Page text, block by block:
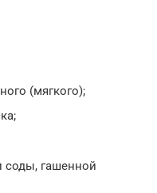
(мягкого);
соды, гашенной